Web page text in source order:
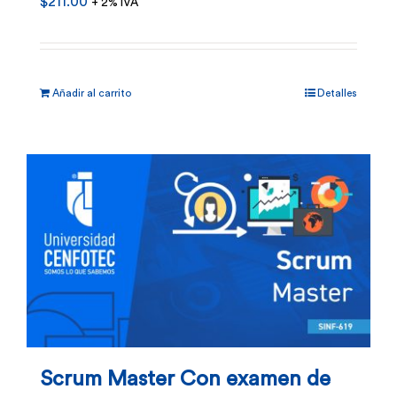
Añadir al carrito Detalles
Scrum Master Con examen de